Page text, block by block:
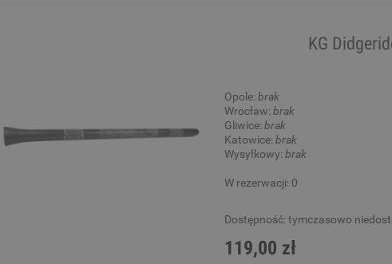
KG
Opole:brak
Wrocław:brak
Gliwice:brak
Katowice:brak
Wysyłkowy:brak
W rezerwacji: 0
Dostępność: tymczasowo
119,00 zł